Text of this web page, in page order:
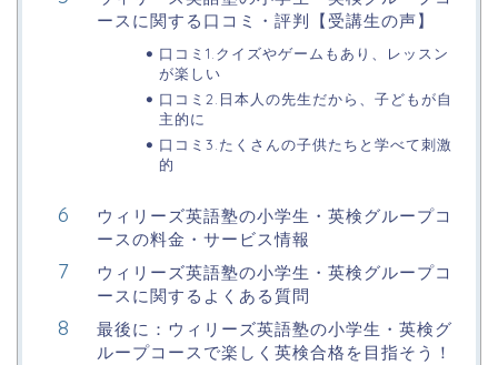
ースに関する口コミ・評判【受講生の声】
口コミ1.クイズやゲームもあり、レッスン
が楽しい
口コミ2.日本人の先生だから、子どもが自
主的に
口コミ3.たくさんの子供たちと学べて刺激
的
ウィリーズ英語塾の小学生・英検グループコ
ースの料金・サービス情報
ウィリーズ英語塾の小学生・英検グループコ
ースに関するよくある質問
最後に：ウィリーズ英語塾の小学生・英検グ
ループコースで楽しく英検合格を目指そう！